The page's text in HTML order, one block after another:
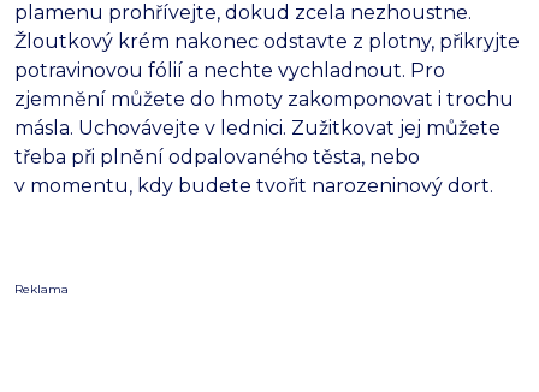
plamenu prohřívejte, dokud zcela nezhoustne.
Žloutkový krém nakonec odstavte z plotny, přikryjte
potravinovou fólií a nechte vychladnout. Pro
zjemnění můžete do hmoty zakomponovat i trochu
másla. Uchovávejte v lednici. Zužitkovat jej můžete
třeba při plnění odpalovaného těsta, nebo
v momentu, kdy budete tvořit narozeninový dort.
Reklama